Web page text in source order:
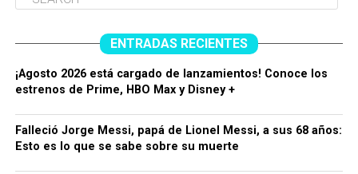
ENTRADAS RECIENTES
¡Agosto 2026 está cargado de lanzamientos! Conoce los
estrenos de Prime, HBO Max y Disney +
Falleció Jorge Messi, papá de Lionel Messi, a sus 68 años:
Esto es lo que se sabe sobre su muerte